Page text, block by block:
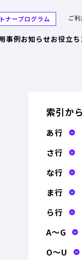
ナープログラム ご
事例お知らせお役立
索引か
あ行
さ行
な行
ま行
ら行
A〜G
O〜U